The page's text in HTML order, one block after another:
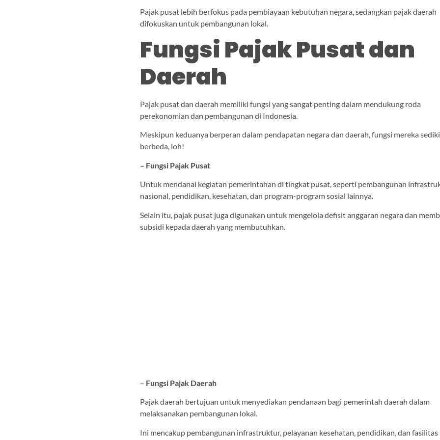
Pajak pusat lebih berfokus pada pembiayaan kebutuhan negara, sedangkan pajak daerah
difokuskan untuk pembangunan lokal.
Fungsi Pajak Pusat dan
Daerah
Pajak pusat dan daerah memiliki fungsi yang sangat penting dalam mendukung roda
perekonomian dan pembangunan di Indonesia.
Meskipun keduanya berperan dalam pendapatan negara dan daerah, fungsi mereka
berbeda, loh!
– Fungsi Pajak Pusat
Untuk mendanai kegiatan pemerintahan di tingkat pusat, seperti pembangunan
nasional, pendidikan, kesehatan, dan program-program sosial lainnya.
Selain itu, pajak pusat juga digunakan untuk mengelola defisit anggaran negara dan
subsidi kepada daerah yang membutuhkan.
– Fungsi Pajak Daerah
Pajak daerah bertujuan untuk menyediakan pendanaan bagi pemerintah daerah dalam
melaksanakan pembangunan lokal.
Ini mencakup pembangunan infrastruktur, pelayanan kesehatan, pendidikan, dan